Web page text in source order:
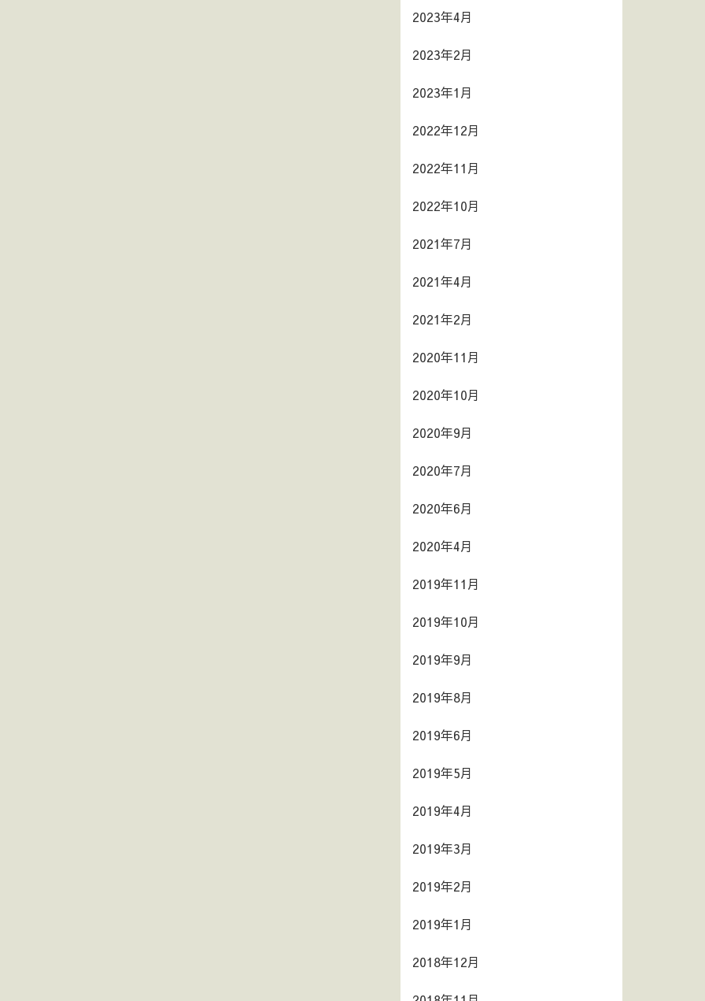
2023年4月
2023年2月
2023年1月
2022年12月
2022年11月
2022年10月
2021年7月
2021年4月
2021年2月
2020年11月
2020年10月
2020年9月
2020年7月
2020年6月
2020年4月
2019年11月
2019年10月
2019年9月
2019年8月
2019年6月
2019年5月
2019年4月
2019年3月
2019年2月
2019年1月
2018年12月